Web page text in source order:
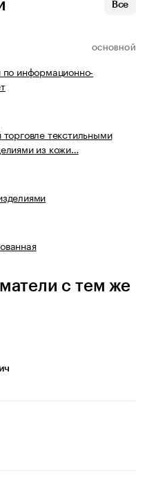
Все
ОСНОВНОЙ
по информационно-
торговле текстильными
из кожи…
с тем же